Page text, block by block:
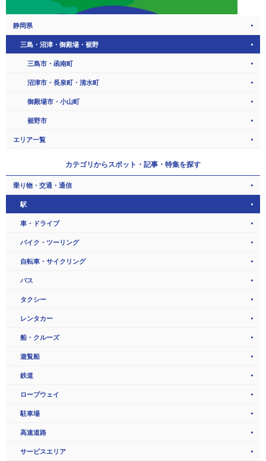
静岡県
三島・沼津・御殿場・裾野
三島市・函南町
沼津市・長泉町・清水町
御殿場市・小山町
裾野市
エリア一覧
カテゴリからスポット・記事・特集を探す
乗り物・交通・通信
駅
車・ドライブ
バイク・ツーリング
自転車・サイクリング
バス
タクシー
レンタカー
船・クルーズ
遊覧船
鉄道
ロープウェイ
駐車場
高速道路
サービスエリア